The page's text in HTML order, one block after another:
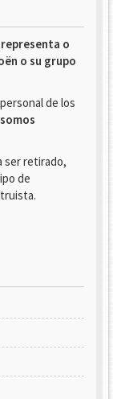
o
o su grupo
de los
ser retirado,
de